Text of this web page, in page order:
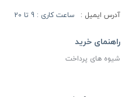
آدرس ایمیل : ساعت کاری : 9 تا 20
راهنمای خرید
شیوه های پرداخت